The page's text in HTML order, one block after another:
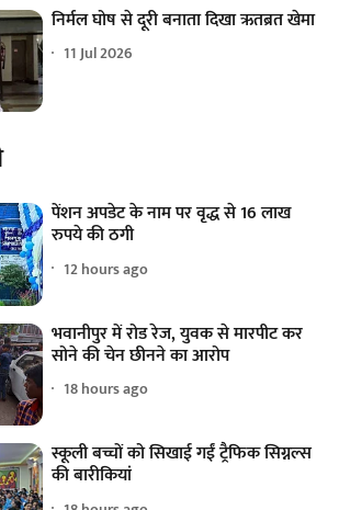
निर्मल घोष से दूरी बनाता दिखा ऋतब्रत खेमा
11 Jul 2026
पेंशन अपडेट के नाम पर वृद्ध से 16 लाख
रुपये की ठगी
12 hours ago
भवानीपुर में रोड रेज, युवक से मारपीट कर
सोने की चेन छीनने का आरोप
18 hours ago
स्कूली बच्चों को सिखाई गईं ट्रैफिक सिग्नल्स
की बारीकियां